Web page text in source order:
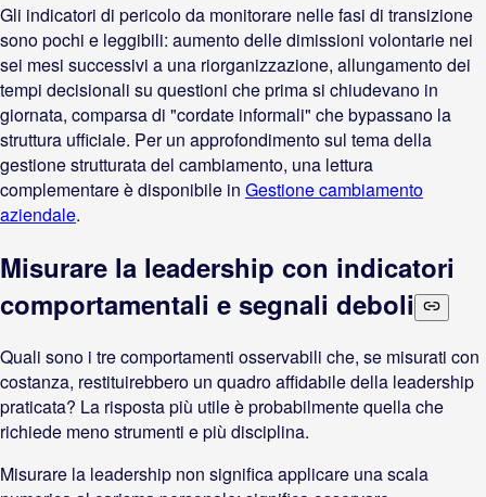
Gli indicatori di pericolo da monitorare nelle fasi di transizione
sono pochi e leggibili: aumento delle dimissioni volontarie nei
sei mesi successivi a una riorganizzazione, allungamento dei
tempi decisionali su questioni che prima si chiudevano in
giornata, comparsa di "cordate informali" che bypassano la
struttura ufficiale. Per un approfondimento sul tema della
gestione strutturata del cambiamento, una lettura
complementare è disponibile in Gestione cambiamento
aziendale.
Misurare la leadership con indicatori
comportamentali e segnali deboli
Quali sono i tre comportamenti osservabili che, se misurati con
costanza, restituirebbero un quadro affidabile della leadership
praticata? La risposta più utile è probabilmente quella che
richiede meno strumenti e più disciplina.
Misurare la leadership non significa applicare una scala